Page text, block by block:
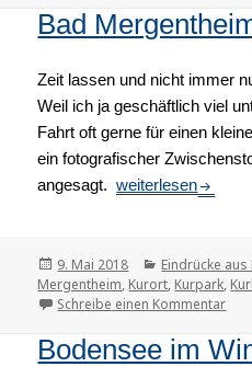
Bad
Zeit lassen und nicht immer
Weil ich ja geschäftlich viel
Fahrt oft gerne für einen
ein fotografischer
angesagt.Bad Mergentheim
weiterlesen
Veröffentlicht
am
9. Mai 2018 Kategorien
Eindrücke
Mergentheim, Kurort, Kurpark,
Schreibe einen Kommentar
Bodensee im